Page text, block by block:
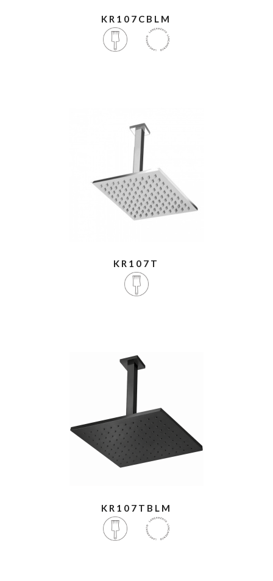
KR107CBLM
KR107T
KR107TBLM